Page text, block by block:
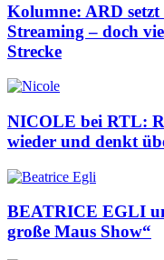
Kolumne: ARD
Streaming – doch
Strecke
NICOLE bei RTL:
wieder und denkt
BEATRICE EGLI
große Maus Show“